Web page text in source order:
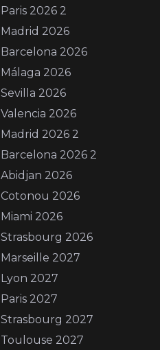
Paris 2026 2
Madrid 2026
Barcelona 2026
Málaga 2026
Sevilla 2026
Valencia 2026
Madrid 2026 2
Barcelona 2026 2
Abidjan 2026
Cotonou 2026
Miami 2026
Strasbourg 2026
Marseille 2027
Lyon 2027
Paris 2027
Strasbourg 2027
Toulouse 2027